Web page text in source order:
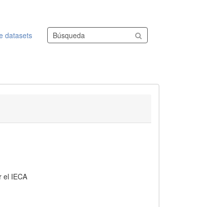
datasets
Buscar conjuntos de datos
el IECA